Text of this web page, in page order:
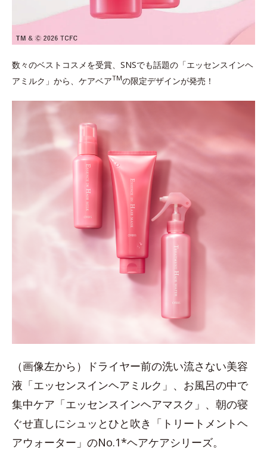
数々のベストコスメを受賞、SNSでも話題の「エッセンスインヘ
アミルク」から、ケアベアTMの限定デザインが発売！
（画像左から）ドライヤー前の洗い流さない美容
液「エッセンスインヘアミルク」、お風呂の中で
集中ケア「エッセンスインヘアマスク」、朝の寝
ぐせ直しにシュッとひと吹き「トリートメントヘ
アウォーター」のNo.1*ヘアケアシリーズ。